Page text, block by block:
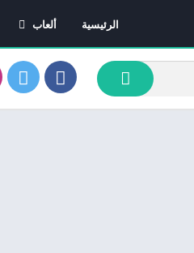
الرئيسية
ألعاب
العاب ايفون
العاب اندرويد